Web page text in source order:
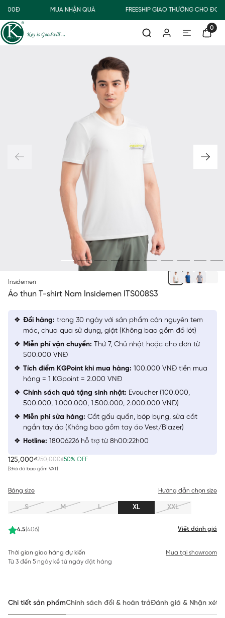
MUA NHẬN QUÀ FREESHIP GIAO THƯỜNG CHO
0
Insidemen
Áo thun T-shirt Nam Insidemen ITS008S3
125,000₫250,000₫50% OFF
(Giá đã bao gồm VAT)
4.5(406) Viết đánh giá
Bảng size Hướng dẫn chọn size
S M L XL XXL
Thời gian giao hàng dự kiến
Từ 3 đến 5 ngày kể từ ngày đặt hàng
Mua tại showroom
Đổi hàng: trong 30 ngày với sản phẩm còn nguyên tem
mác, chưa qua sử dụng, giặt (Không bao gồm đồ lót)
Miễn phí vận chuyển: Thứ 7, Chủ nhật hoặc cho đơn từ
500.000 VNĐ
Tích điểm KGPoint khi mua hàng: 100.000 VNĐ tiền mua
hàng = 1 KGpoint = 2.000 VNĐ
Chính sách quà tặng sinh nhật: Evoucher (100.000,
500.000, 1.000.000, 1.500.000, 2.000.000 VNĐ)
Miễn phí sửa hàng: Cắt gấu quần, bóp bụng, sửa cắt
ngắn tay áo (Không bao gồm tay áo Vest/Blazer)
Hotline: 18006226 hỗ trợ từ 8h00:22h00
Chi tiết sản phẩmChính sách đổi & hoàn trảĐánh giá & Nhận xét